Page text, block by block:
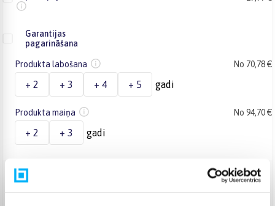
Garantijas
pagarināšana
Produkta labošana No 70,78 €
+ 2 + 3 + 4 + 5 gadi
Produkta maiņa No 94,70 €
+ 2 + 3 gadi